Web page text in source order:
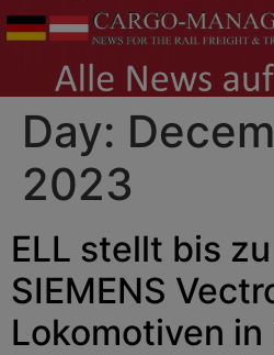
Day:
2023
ELL stellt bis
SIEMENS
Lokomotiven in